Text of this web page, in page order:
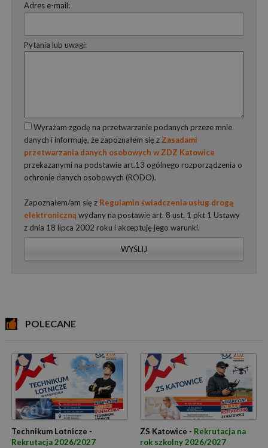
Adres e-mail:
Pytania lub uwagi:
Wyrażam zgodę na przetwarzanie podanych przeze mnie
danych i informuję, że zapoznałem się z Zasadami
przetwarzania danych osobowych w ZDZ Katowice
przekazanymi na podstawie art.13 ogólnego rozporządzenia o
ochronie danych osobowych (RODO).
Zapoznałem/am się z Regulamin świadczenia usług drogą
elektroniczną wydany na postawie art. 8 ust. 1 pkt 1 Ustawy
z dnia 18 lipca 2002 roku i akceptuję jego warunki.
WYŚLIJ
POLECANE
Technikum Lotnicze -
Rekrutacja 2026/2027
ZS Katowice - Rekrutacja na
rok szkolny 2026/2027